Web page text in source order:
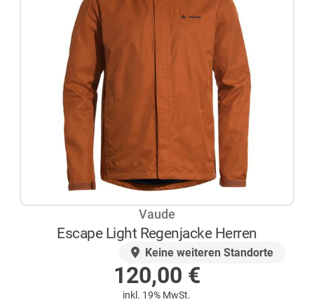
Vaude
Escape Light Regenjacke Herren
Keine weiteren Standorte
120,00 €
inkl. 19% MwSt.